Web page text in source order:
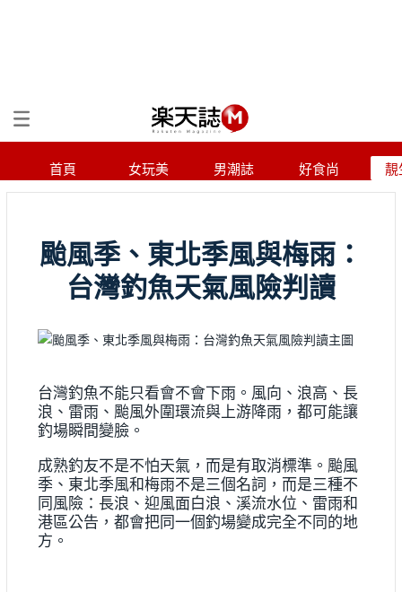
首頁 女玩美 男潮誌 好食尚 靚
颱風季、東北季風與梅雨：
台灣釣魚天氣風險判讀
台灣釣魚不能只看會不會下雨。風向、浪高、長
浪、雷雨、颱風外圍環流與上游降雨，都可能讓
釣場瞬間變臉。
成熟釣友不是不怕天氣，而是有取消標準。颱風
季、東北季風和梅雨不是三個名詞，而是三種不
同風險：長浪、迎風面白浪、溪流水位、雷雨和
港區公告，都會把同一個釣場變成完全不同的地
方。